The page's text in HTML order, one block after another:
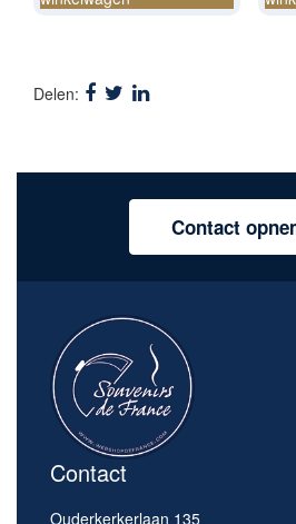
aantal
Delen:
Contact
Contact
Ouderkerkerlaan 135